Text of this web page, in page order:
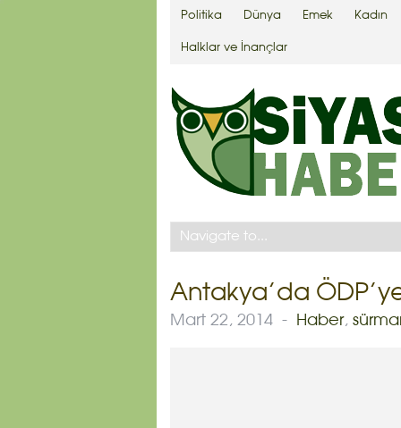
Politika Dünya Emek Kadın
Halklar ve İnançlar
Antakya’da ÖDP’ye
Mart 22, 2014 - Haber,